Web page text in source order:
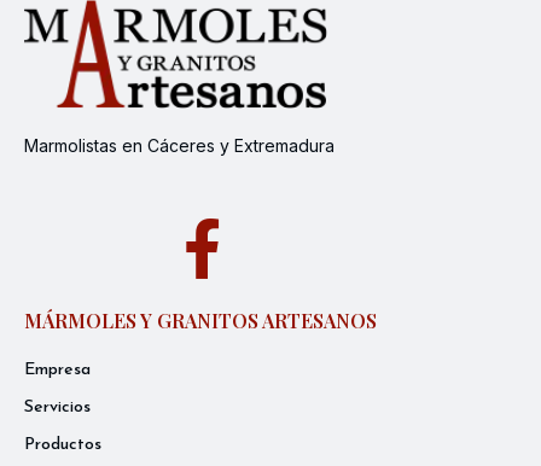
Marmolistas en Cáceres y Extremadura
MÁRMOLES Y GRANITOS ARTESANOS
Empresa
Servicios
Productos